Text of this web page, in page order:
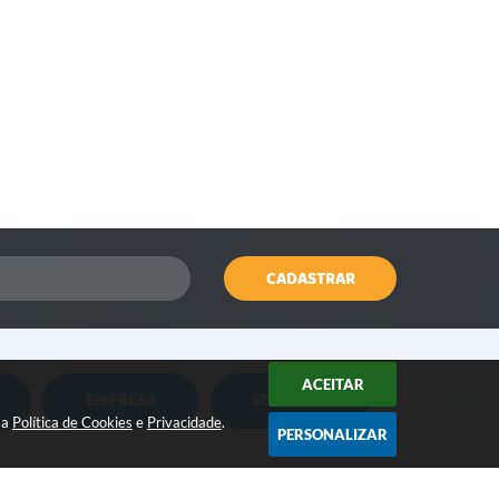
Política de Cookies e Privacidade.
ACEITAR
PERSONALIZAR
CADASTRAR
SERVIDOR
Holerite Online
Flowdocs